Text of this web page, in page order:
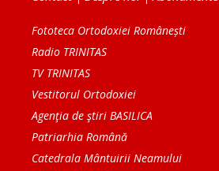
Fototeca Ortodoxiei Românești
Radio TRINITAS
TV TRINITAS
Vestitorul Ortodoxiei
Agenţia de ştiri BASILICA
Patriarhia Română
Catedrala Mântuirii Neamului